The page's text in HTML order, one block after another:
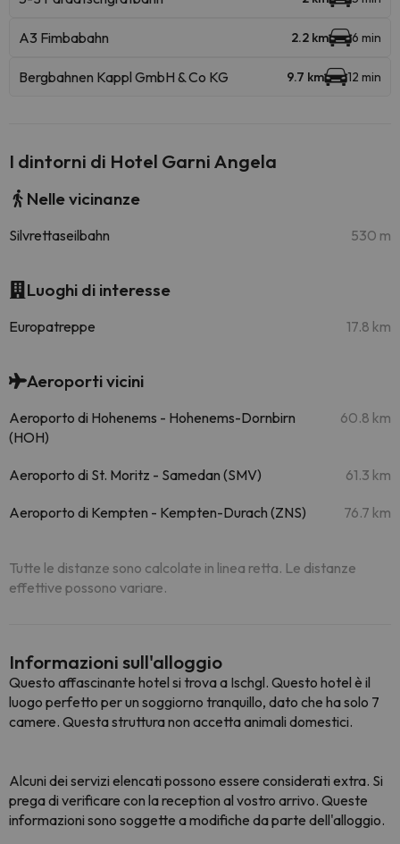
A3 Fimbabahn 2.2 km 6 min
Bergbahnen Kappl GmbH & Co KG 9.7 km 12 min
I dintorni di Hotel Garni Angela
Nelle vicinanze
Silvrettaseilbahn 530 m
Luoghi di interesse
Europatreppe 17.8 km
Aeroporti vicini
Aeroporto di Hohenems - Hohenems-Dornbirn
(HOH)
60.8 km
Aeroporto di St. Moritz - Samedan (SMV) 61.3 km
Aeroporto di Kempten - Kempten-Durach (ZNS) 76.7 km
Tutte le distanze sono calcolate in linea retta. Le distanze
effettive possono variare.
Informazioni sull'alloggio
Questo affascinante hotel si trova a Ischgl. Questo hotel è il
luogo perfetto per un soggiorno tranquillo, dato che ha solo 7
camere. Questa struttura non accetta animali domestici.
Alcuni dei servizi elencati possono essere considerati extra. Si
prega di verificare con la reception al vostro arrivo. Queste
informazioni sono soggette a modifiche da parte dell'alloggio.